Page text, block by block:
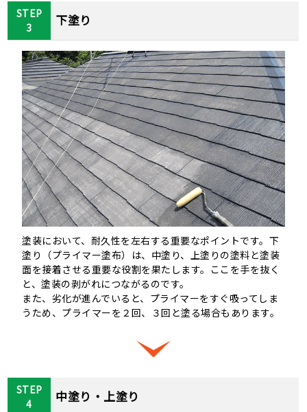
STEP
3
下塗り
塗装において、耐久性を左右する重要なポイントです。下
塗り（プライマー塗布）は、中塗り、上塗りの塗料と塗装
面を接着させる重要な役割を果たします。ここを手を抜く
と、塗装の剥がれにつながるのです。
また、劣化が進んでいると、プライマーをすぐ吸ってしま
うため、プライマーを２回、３回と塗る場合もあります。
STEP
4
中塗り・上塗り